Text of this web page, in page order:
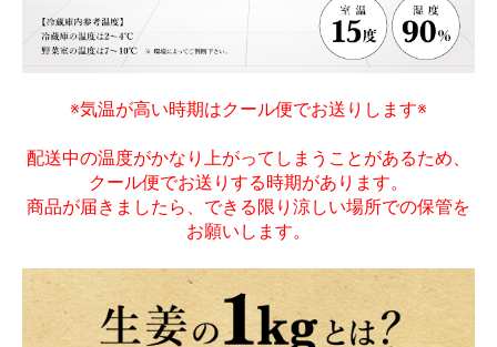
※気温が高い時期はクール便でお送りします※
配送中の温度がかなり上がってしまうことがあるため、
クール便でお送りする時期があります。
商品が届きましたら、できる限り涼しい場所での保管を
お願いします。